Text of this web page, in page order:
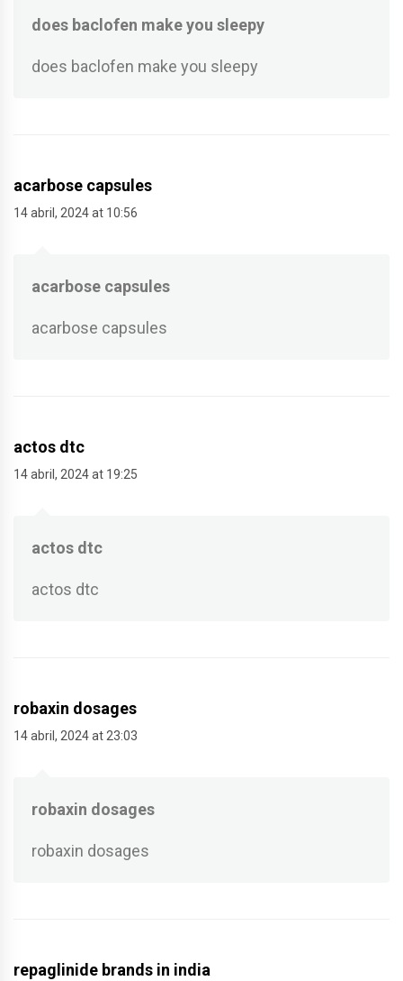
does baclofen make you sleepy
does baclofen make you sleepy
acarbose capsules
14 abril, 2024 at 10:56
acarbose capsules
acarbose capsules
actos dtc
14 abril, 2024 at 19:25
actos dtc
actos dtc
robaxin dosages
14 abril, 2024 at 23:03
robaxin dosages
robaxin dosages
repaglinide brands in india